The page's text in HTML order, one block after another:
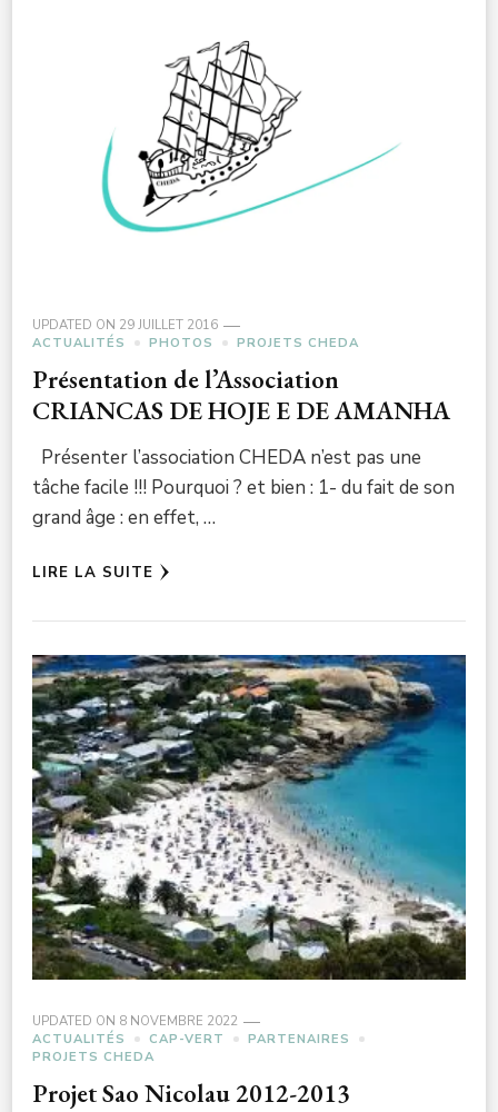
UPDATED ON 29 JUILLET 2016
ACTUALITÉS
PHOTOS PROJETS CHEDA
Présentation de l’Association
CRIANCAS DE HOJE E DE AMANHA
Présenter l’association CHEDA n’est pas une
tâche facile !!! Pourquoi ? et bien : 1- du fait de son
grand âge : en effet, …
LIRE LA SUITE
UPDATED ON 8 NOVEMBRE 2022
ACTUALITÉS
CAP-VERT
PARTENAIRES
PROJETS CHEDA
Projet Sao Nicolau 2012-2013